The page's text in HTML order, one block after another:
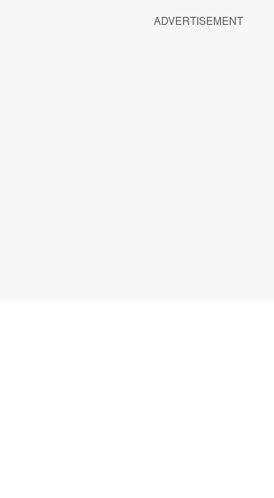
ADVERTISEMENT